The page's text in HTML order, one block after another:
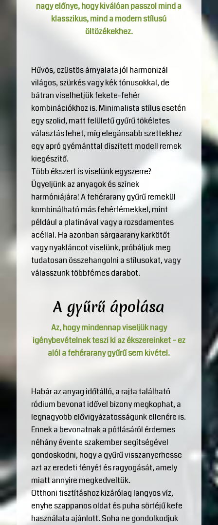
nagy előnye, hogy kiválóan passzol mind a
klasszikus, mind a modern stílusú
öltözékekhez.
Hűvös, ezüstös árnyalata jól harmonizál
világos, szürkés vagy kék tónusokkal, de
bátran viselhetjük fekete-fehér
kombinációkhoz is. Minimalista stílus esetén
egy szolid, matt felületű gyűrű tökéletes
választás lehet, míg elegánsabb szettekhez
egy apró gyémánttal díszített modell remek
kiegészítő.
Több ékszert is viselünk egyszerre?
Ügyeljünk az anyagok és színek
harmóniájára! A fehérarany gyűrű remekül
kombinálható más fehérfémekkel, mint
például a platinával vagy a rozsdamentes
acéllal. Ha azonban sárgaarany karkötőt
vagy nyakláncot viselünk, próbáljuk meg
tudatosan összehangolni a stílusokat, vagy
válasszunk többfémes darabot.
A gyűrű ápolása
Az, hogy mindennap viseljük nagy
igénybevételnek teszi ki az ékszereinket – ez
alól a fehérarany gyűrű sem kivétel.
Habár az anyag időtálló, a rajta található
ródium bevonat idővel bizony megkophat, a
legnagyobb elővigyázatosságunk ellenére is.
Ennek a bevonatnak a pótlásáról érdemes
néhány évente szakember segítségével
gondoskodni, hogy a gyűrű visszanyerhesse
azt az eredeti fényét és ragyogását, amely
miatt annyire megkedveltük.
Otthoni tisztításhoz kizárólag langyos víz,
enyhe szappanos oldat és puha sörtéjű kefe
használata ajánlott. Soha ne gondolkodjuk